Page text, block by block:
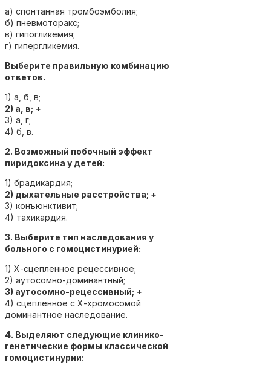
а) спонтанная тромбоэмболия;
б) пневмоторакс;
в) гипогликемия;
г) гипергликемия.
Выберите правильную комбинацию
ответов.
1) а, б, в;
2) а, в; +
3) а, г;
4) б, в.
2. Возможный побочный эффект
пиридоксина у детей:
1) брадикардия;
2) дыхательные расстройства; +
3) конъюнктивит;
4) тахикардия.
3. Выберите тип наследования у
больного с гомоцистинурией:
1) Х-сцепленное рецессивное;
2) аутосомно-доминантный;
3) аутосомно-рецессивный; +
4) сцепленное с Х-хромосомой
доминантное наследование.
4. Выделяют следующие клинико-
генетические формы классической
гомоцистинурии: